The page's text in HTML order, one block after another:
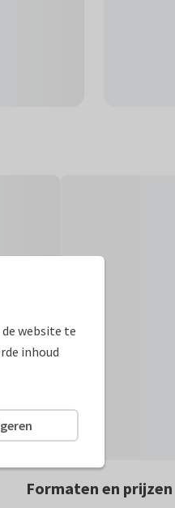
Formaten en prijzen
website te
inhoud